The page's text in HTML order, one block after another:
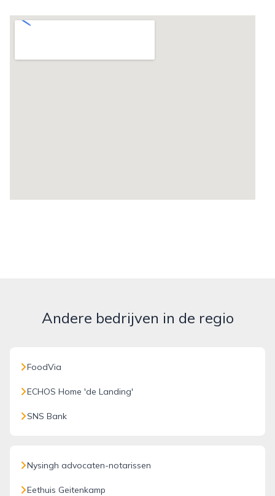
Andere bedrijven in de regio
FoodVia
ECHOS Home 'de Landing'
SNS Bank
Nysingh advocaten-notarissen
Eethuis Geitenkamp